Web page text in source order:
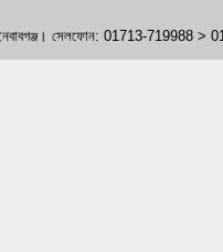
চাঁপাইনবাবগঞ্জ। সেলফোন: 01713-